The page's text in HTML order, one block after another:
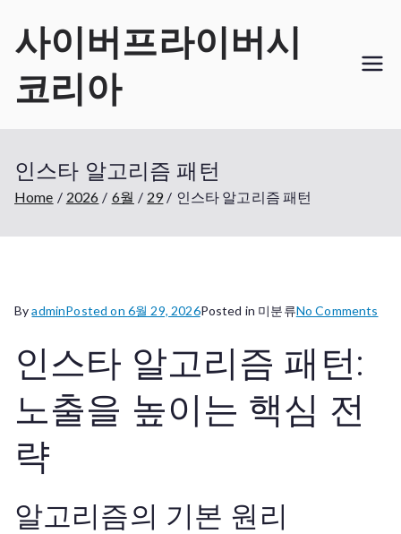
content
사이버프라이버시
코리아
인스타 알고리즘 패턴
Home 2026 6월 29 인스타 알고리즘 패턴
ByadminPosted on 6월 29, 2026Posted in 미분류No Comments
인스타 알고리즘 패턴:
노출을 높이는 핵심 전
략
알고리즘의 기본 원리